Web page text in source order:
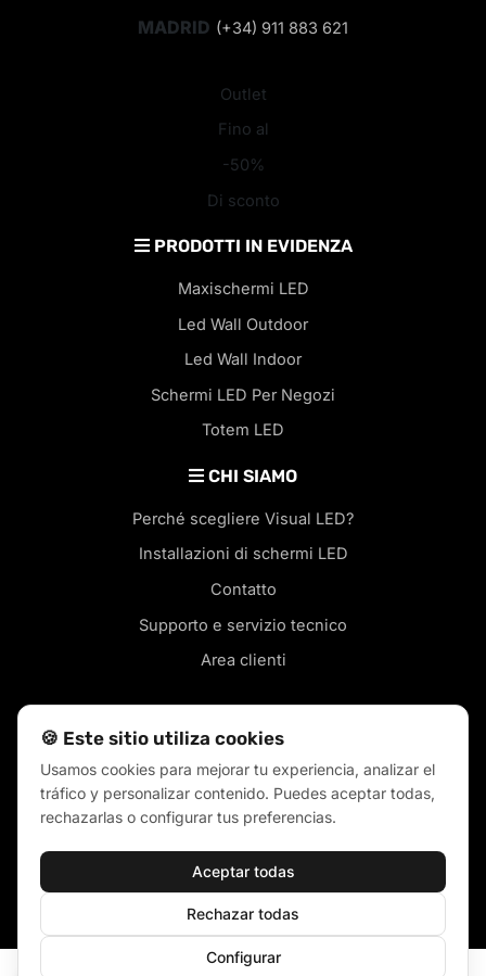
MADRID (+34) 911 883 621
Outlet
Fino al
-50%
Di sconto
PRODOTTI IN EVIDENZA
Maxischermi LED
Led Wall Outdoor
Led Wall Indoor
Schermi LED Per Negozi
Totem LED
CHI SIAMO
Perché scegliere Visual LED?
Installazioni di schermi LED
Contatto
Supporto e servizio tecnico
Area clienti
Schermi LED nella tua città
Politica dei cookie
Politiche sulla privacy
🍪 Este sitio utiliza cookies
Usamos cookies para mejorar tu experiencia, analizar el
tráfico y personalizar contenido. Puedes aceptar todas,
rechazarlas o configurar tus preferencias.
Aceptar todas
Rechazar todas
Configurar